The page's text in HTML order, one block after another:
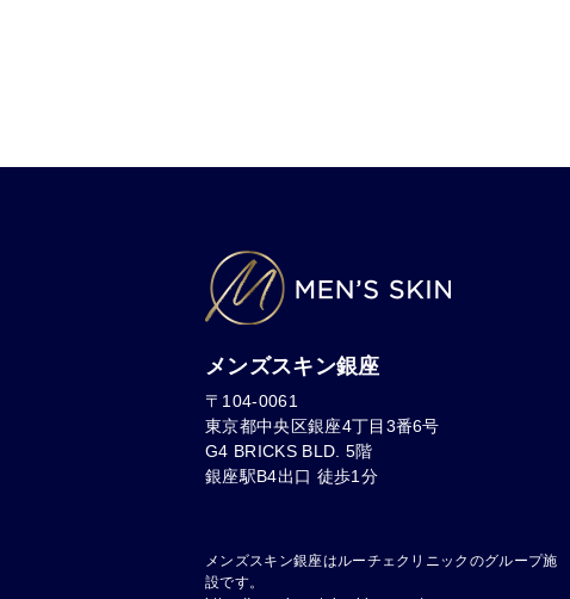
メンズスキン銀座
〒104-0061
東京都中央区銀座4丁目3番6号
G4 BRICKS BLD. 5階
銀座駅B4出口 徒歩1分
メンズスキン銀座はルーチェクリニックのグループ施
設です。